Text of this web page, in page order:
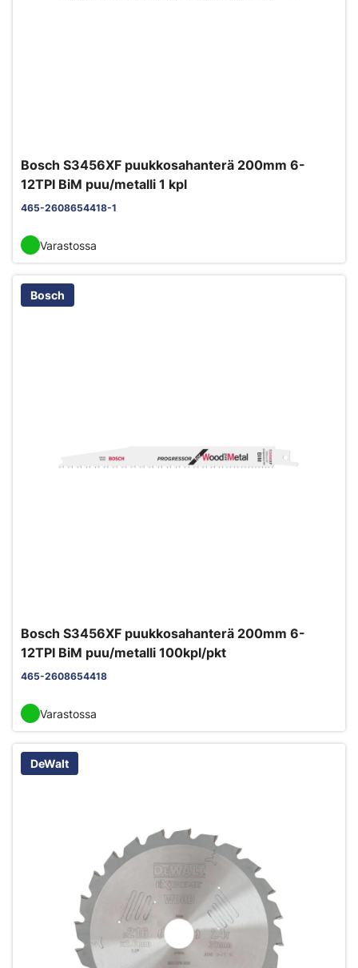
Bosch S3456XF puukkosahanterä 200mm 6-
12TPI BiM puu/metalli 1 kpl
465-2608654418-1
Varastossa
Bosch
Bosch S3456XF puukkosahanterä 200mm 6-
12TPI BiM puu/metalli 100kpl/pkt
465-2608654418
Varastossa
DeWalt